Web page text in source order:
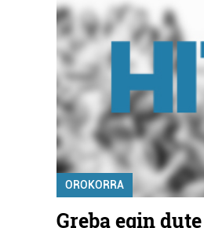
OROKORRA
Greba egin